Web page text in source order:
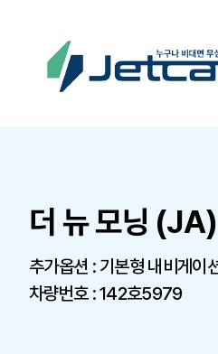
더 뉴 모닝
추가옵션 : 기본형 내비게이
차량번호 : 142호5979